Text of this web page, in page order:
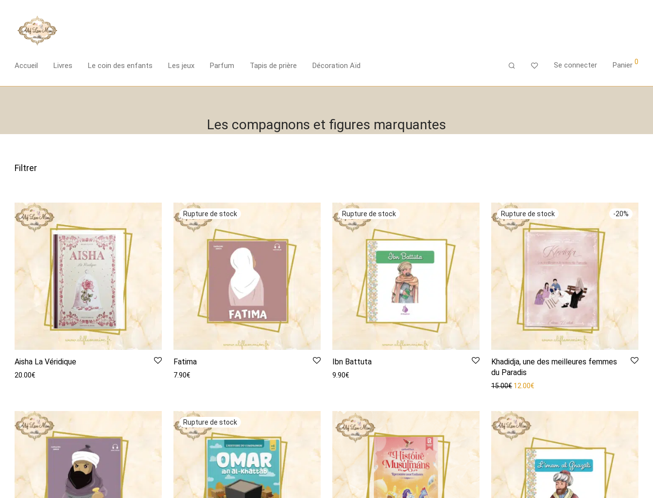
Accueil Livres Le coin des enfants Les jeux Parfum Tapis de prière Décoration Aïd Se connecter Panier 0
Les compagnons et figures marquantes
Filtrer
Aisha La Véridique
20.00€
Fatima
7.90€
Ibn Battuta
9.90€
-20%
Khadidja, une des meilleures femmes
du Paradis
15.00€ Le prix initial était : 15.00€.
12.00€